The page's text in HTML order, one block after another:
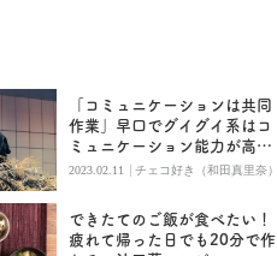
「コミュニケーションは共同
作業」早口でグイグイ系はコ
ミュニケーション能力が高い
と言えるのか？
2023.02.11 | チェコ好き（和田真里奈）
できたてのご飯が食べたい！
疲れて帰った日でも20分で作